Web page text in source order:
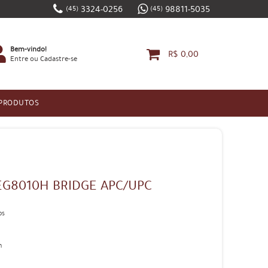
(45) 3324-0256 (45) 98811-5035
Bem-vindo!
Entreou Cadastre-se R$ 0,00
BRIDGE APC/UPC